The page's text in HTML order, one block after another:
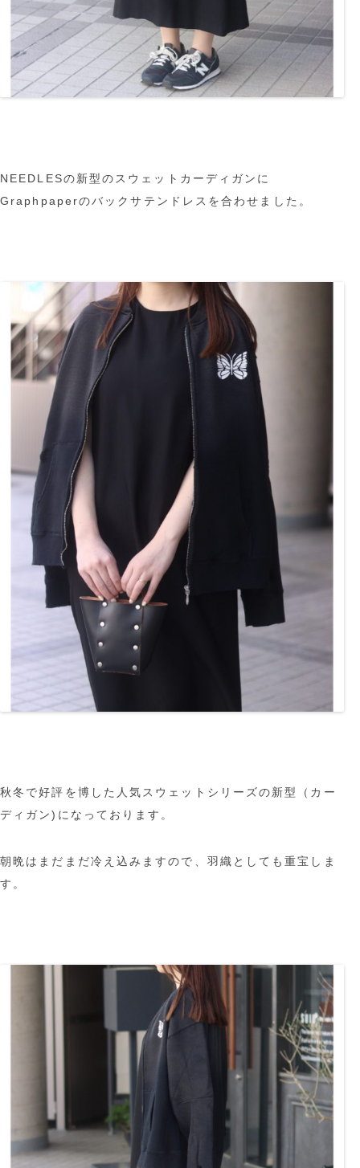
NEEDLESの新型のスウェットカーディガンに
Graphpaperのバックサテンドレスを合わせました。
秋冬で好評を博した人気スウェットシリーズの新型（カー
ディガン)になっております。
朝晩はまだまだ冷え込みますので、羽織としても重宝しま
す。